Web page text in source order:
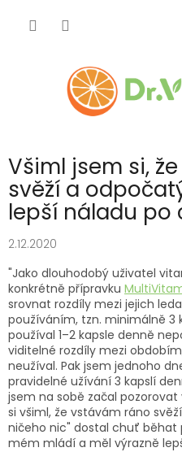
Všiml jsem si,
svěží a
lepší náladu po
2.12.2020
"Jako dlouhodobý uživatel
konkrétně přípravku
srovnat rozdíly mezi jejich
používáním, tzn. minimálně 3
používal 1–2 kapsle denně
viditelné rozdíly mezi
neužíval. Pak jsem jednoho
pravidelné užívání 3 kapslí
jsem na sobě začal
si všiml, že vstávám ráno
ničeho nic" dostal chuť běhat
mém mládí a měl výrazně